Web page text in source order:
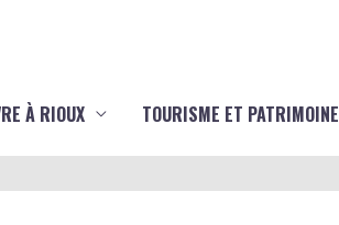
À RIOUX TOURISME ET PATRIMOINE